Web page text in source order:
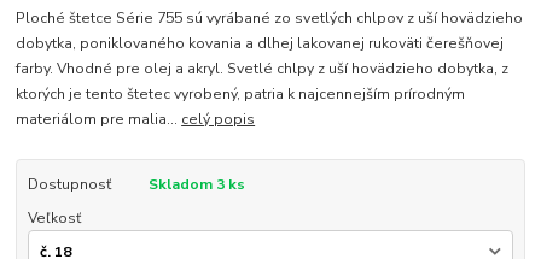
Ploché štetce Série 755 sú vyrábané zo svetlých chlpov z uší hovädzieho
dobytka, poniklovaného kovania a dlhej lakovanej rukoväti čerešňovej
farby. Vhodné pre olej a akryl. Svetlé chlpy z uší hovädzieho dobytka, z
ktorých je tento štetec vyrobený, patria k najcennejším prírodným
materiálom pre malia... celý popis
Dostupnosť
Skladom 3 ks
Veľkosť